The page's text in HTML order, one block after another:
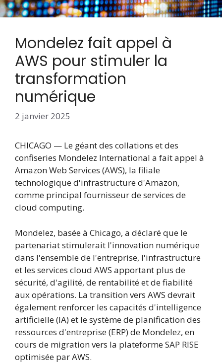
Mondelez fait appel à
AWS pour stimuler la
transformation
numérique
2 janvier 2025
CHICAGO — Le géant des collations et des
confiseries Mondelez International a fait appel à
Amazon Web Services (AWS), la filiale
technologique d'infrastructure d'Amazon,
comme principal fournisseur de services de
cloud computing.
Mondelez, basée à Chicago, a déclaré que le
partenariat stimulerait l'innovation numérique
dans l'ensemble de l'entreprise, l'infrastructure
et les services cloud AWS apportant plus de
sécurité, d'agilité, de rentabilité et de fiabilité
aux opérations. La transition vers AWS devrait
également renforcer les capacités d'intelligence
artificielle (IA) et le système de planification des
ressources d'entreprise (ERP) de Mondelez, en
cours de migration vers la plateforme SAP RISE
optimisée par AWS.